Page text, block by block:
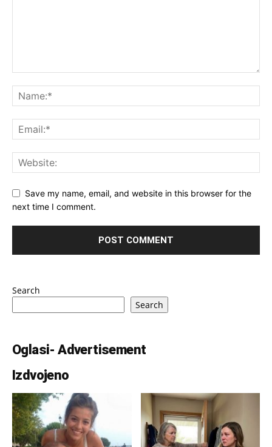
Save my name, email, and website in this browser for the
next time I comment.
Search
Search
Oglasi- Advertisement
Izdvojeno